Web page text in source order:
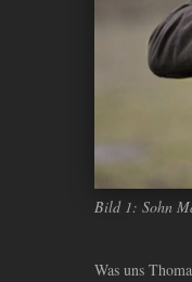
Bild 1: Sohn
Was uns